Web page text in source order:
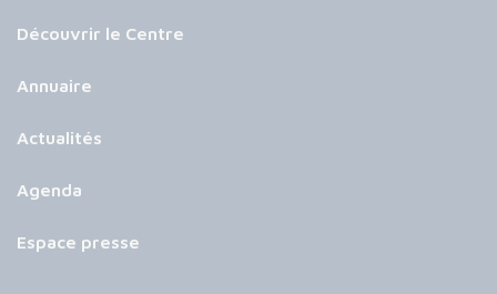
Découvrir le Centre
Annuaire
Actualités
Agenda
Espace presse